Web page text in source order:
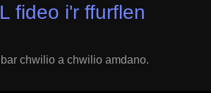
fideo i'r ffurflen
chwilio a chwilio amdano.